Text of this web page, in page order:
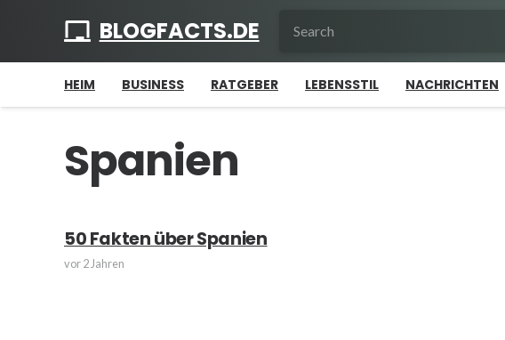
BLOGFACTS.DE
HEIM BUSINESS RATGEBER LEBENSSTIL NACHRICHTEN
Spanien
50 Fakten über Spanien
vor 2 Jahren